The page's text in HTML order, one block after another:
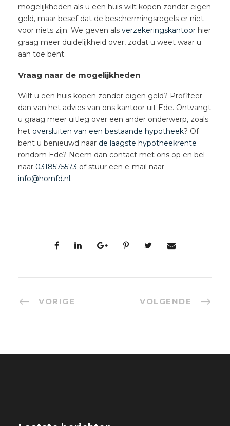
mogelijkheden als u een huis wilt kopen zonder eigen
geld, maar besef dat de beschermingsregels er niet
voor niets zijn. We geven als verzekeringskantoor hier
graag meer duidelijkheid over, zodat u weet waar u
aan toe bent.
Vraag naar de mogelijkheden
Wilt u een huis kopen zonder eigen geld? Profiteer
dan van het advies van ons kantoor uit Ede. Ontvangt
u graag meer uitleg over een ander onderwerp, zoals
het oversluiten van een bestaande hypotheek? Of
bent u benieuwd naar de laagste hypotheekrente
rondom Ede? Neem dan contact met ons op en bel
naar 0318575573 of stuur een e-mail naar
info@hornfd.nl.
VORIGE VOLGENDE